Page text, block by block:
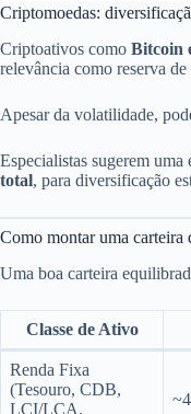
Criptomoedas:
Criptoativos como Bitcoin
relevância como reserva de
Apesar da volatilidade,
Especialistas sugerem
total, para diversificação
Como montar uma carteira
Uma boa carteira
Classe de Ativo
Renda Fixa
(Tesouro, CDB,
LCI/LCA,